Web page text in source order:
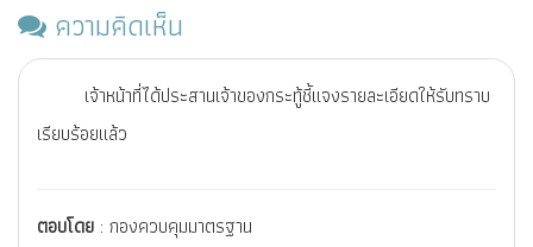
ความคิดเห็น
เจ้าหน้าที่ได้ประสานเจ้าของกระทู้ชี้แจงรายละเอียดให้รับทราบ
เรียบร้อยแล้ว
ตอบโดย : กองควบคุมมาตรฐาน